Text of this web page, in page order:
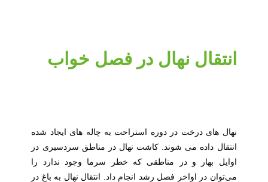
انتقال نهال در فصل خواب
نهال های درخت در دوره استراحت به چاله های ایجاد شده
انتقال داده می شوند. کاشت نهال در مناطق سردسیری در
اوایل بهار و در مناطقی که خطر سرما وجود ندارد را
می‌توان در اواخر فصل رشد انجام داد. انتقال نهال به باغ در